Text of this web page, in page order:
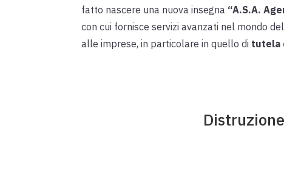
fatto nascere una nuova insegna “A.S.A.
con cui fornisce servizi avanzati nel mondo
alle imprese, in particolare in quello di tutela